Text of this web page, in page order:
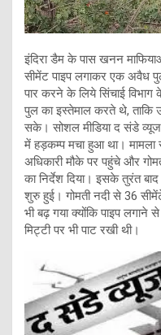
इंदिरा डैम के पास खनन
सीमेंट पाइप लगाकर एक अवैध पुल
पार करने के लिये सिंचाई
पुल का इस्तेमाल करते थे,
सके। सोशल मीडिया द संडे
में हड़कम्प मचा हुआ था।
अधिकारी मौके पर पहुंचे और
का निर्देश दिया। इसके तुरंत
शुरु हुई। गोमती नदी से 36
भी बढ़ गया क्योंकि पाइप
मिट्टी पर भी पाट रखी थी।